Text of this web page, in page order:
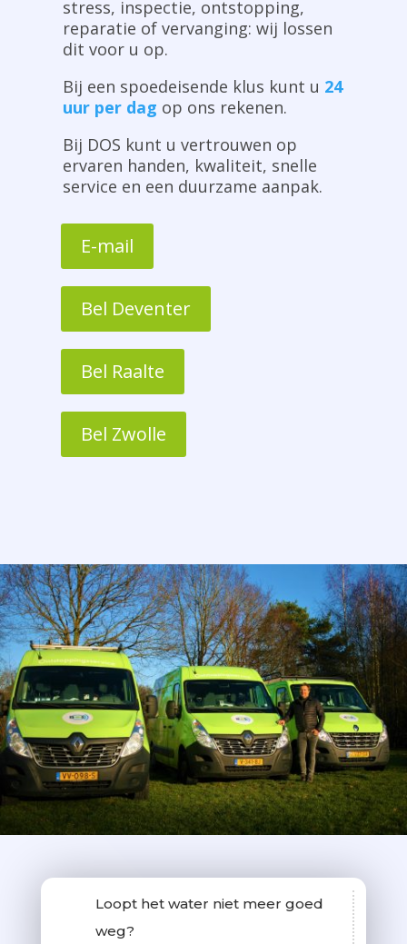
stress, inspectie, ontstopping,
reparatie of vervanging: wij lossen
dit voor u op.
Bij een spoedeisende klus kunt u 24
uur per dag op ons rekenen.
Bij DOS kunt u vertrouwen op
ervaren handen, kwaliteit, snelle
service en een duurzame aanpak.
E-mail
Bel Deventer
Bel Raalte
Bel Zwolle
Loopt het water niet meer goed
weg?